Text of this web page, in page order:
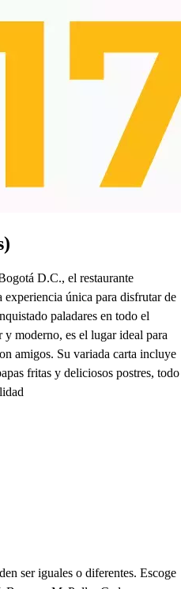
D.C., el restaurante
única para disfrutar de
paladares en todo el
moderno, es el lugar ideal para
amigos. Su variada carta incluye
fritas y deliciosos postres, todo
ser iguales o diferentes. Escoge